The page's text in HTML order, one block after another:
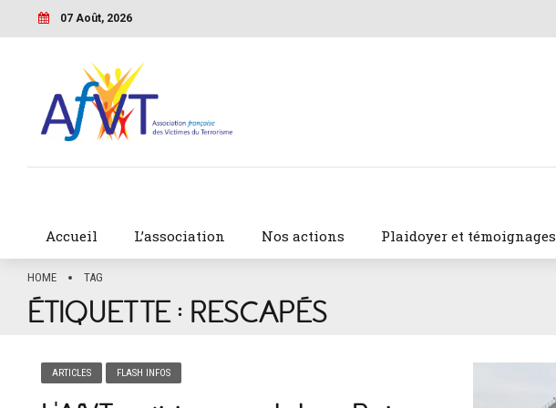
07 Août, 2026
Accueil L’association Nos actions Plaidoyer et témoignages
HOME TAG
ÉTIQUETTE : RESCAPÉS
ARTICLES FLASH INFOS